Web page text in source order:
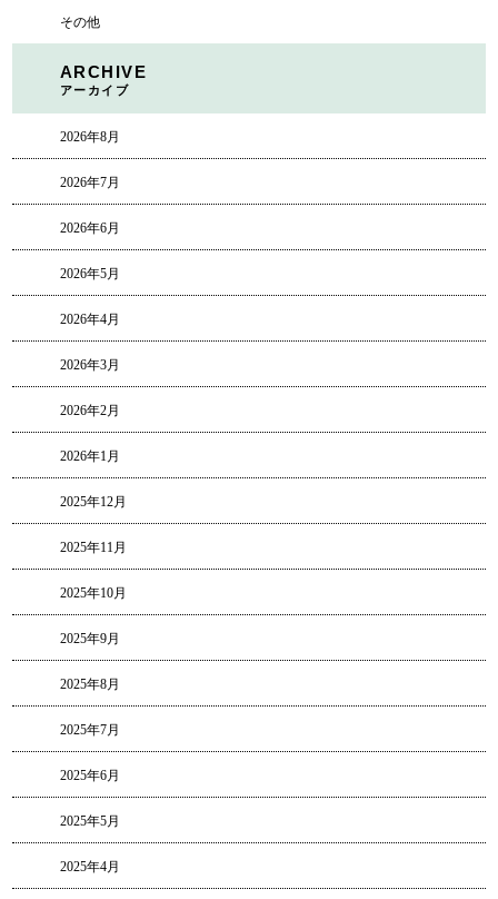
その他
ARCHIVE
アーカイブ
2026年8月
2026年7月
2026年6月
2026年5月
2026年4月
2026年3月
2026年2月
2026年1月
2025年12月
2025年11月
2025年10月
2025年9月
2025年8月
2025年7月
2025年6月
2025年5月
2025年4月